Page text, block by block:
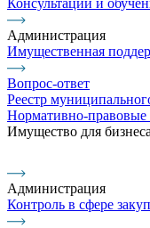
Консультации и
Администрация
Имущественная
Вопрос-ответ
Реестр
Нормативно-правовые
Имущество для бизнеса
Администрация
Контроль в сфере